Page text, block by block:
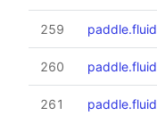
259
260
261